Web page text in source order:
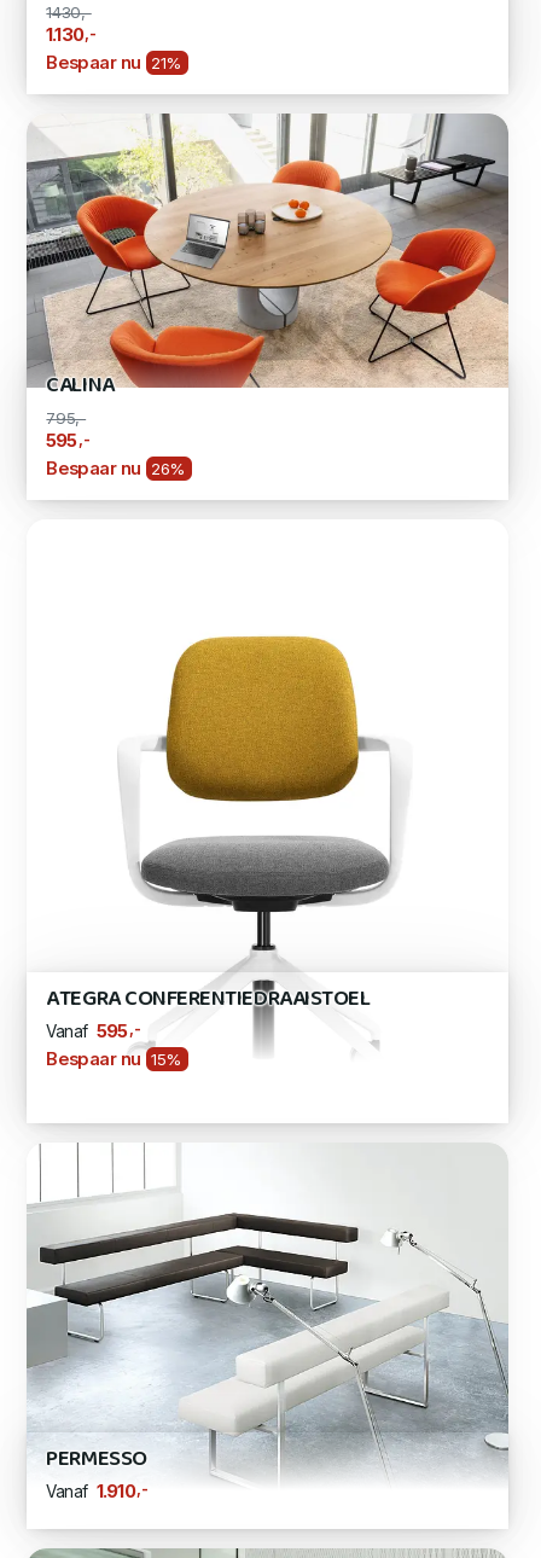
1430,-
1.130 ,-
Bespaar nu 21%
CALINA
795,-
595 ,-
Bespaar nu 26%
ATEGRA CONFERENTIEDRAAISTOEL
Vanaf 595,-
Bespaar nu 15%
PERMESSO
Vanaf 1.910,-